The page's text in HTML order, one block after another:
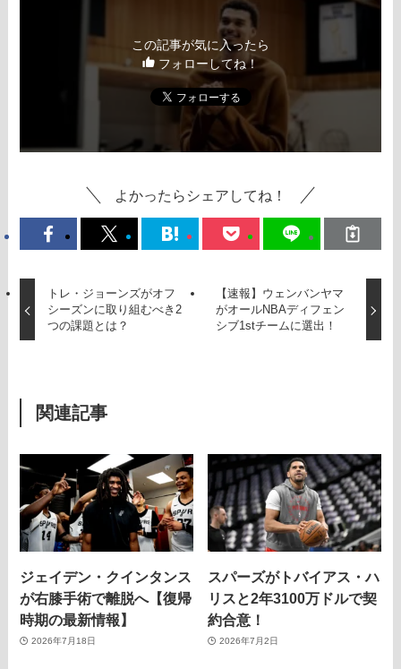
この記事が気に入ったら
フォローしてね！
よかったらシェアしてね！
トレ・ジョーンズがオフ
シーズンに取り組むべき2
つの課題とは？
【速報】ウェンバンヤマ
がオールNBAディフェン
シブ1stチームに選出！
関連記事
ジェイデン・クインタンス
が右膝手術で離脱へ【復帰
時期の最新情報】
2026年7月18日
スパーズがトバイアス・ハ
リスと2年3100万ドルで契
約合意！
2026年7月2日